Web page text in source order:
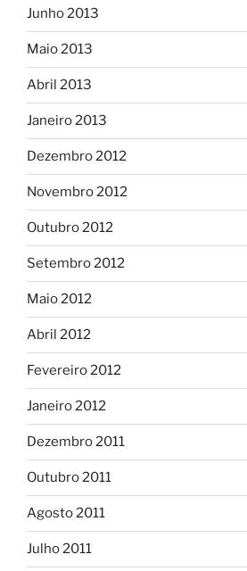
Junho 2013
Maio 2013
Abril 2013
Janeiro 2013
Dezembro 2012
Novembro 2012
Outubro 2012
Setembro 2012
Maio 2012
Abril 2012
Fevereiro 2012
Janeiro 2012
Dezembro 2011
Outubro 2011
Agosto 2011
Julho 2011